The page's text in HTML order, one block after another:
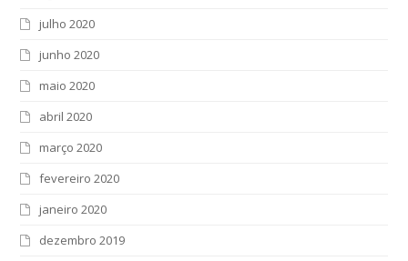
julho 2020
junho 2020
maio 2020
abril 2020
março 2020
fevereiro 2020
janeiro 2020
dezembro 2019